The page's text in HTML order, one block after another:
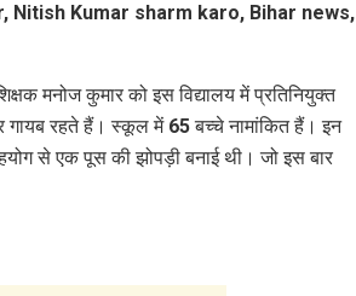
मनोज कुमार को इस विद्यालय में प्रतिनियुक्त
गायब रहते हैं। स्कूल में 65 बच्चे नामांकित हैं। इन
से एक पूस की झोपड़ी बनाई थी। जो इस बार